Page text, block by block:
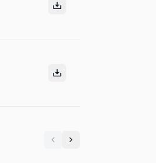
Previous
Next